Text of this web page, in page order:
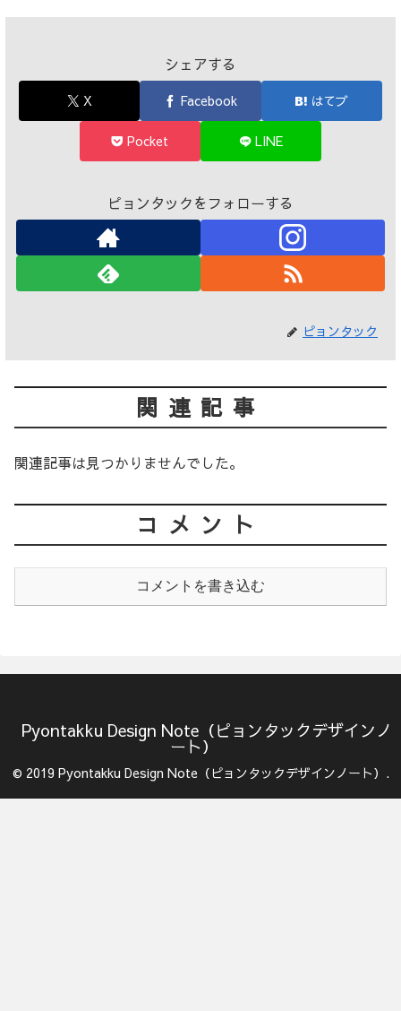
シェアする
X Facebook はてブ
Pocket LINE
ピョンタックをフォローする
ピョンタック
関連記事
関連記事は見つかりませんでした。
コメント
コメントを書き込む
Pyontakku Design Note（ピョンタックデザインノ
ート）
© 2019 Pyontakku Design Note（ピョンタックデザインノート）.